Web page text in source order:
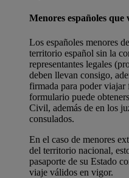
Menores españoles
Los españoles menores
territorio español sin la
representantes legales
deben llevan consigo,
firmada para poder
formulario puede
Civil, además de en los
consulados.
En el caso de menores
del territorio nacional,
pasaporte de su Estado
viaje válidos en vigor.